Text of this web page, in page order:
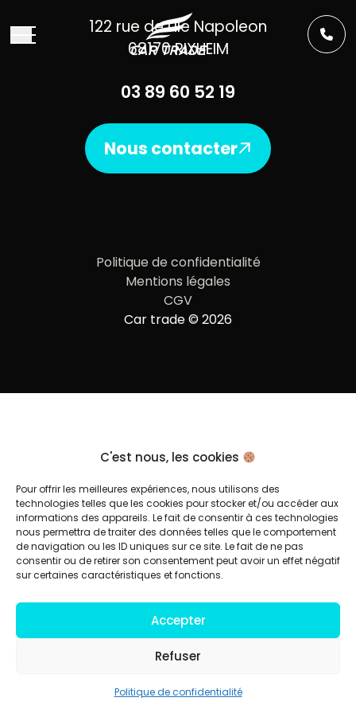
C'est nous, les cookies
Pour offrir les meilleures expériences, nous utilisons des
technologies telles que les cookies pour stocker et/ou accéder aux
informations des appareils. Le fait de consentir à ces technologies
nous permettra de traiter des données telles que le comportement
de navigation ou les ID uniques sur ce site. Le fait de ne pas
consentir ou de retirer son consentement peut avoir un effet négatif
sur certaines caractéristiques et fonctions.
Accepter
Refuser
Politique de confidentialité
122 rue de l’Ile Napoleon
68170 RIXHEIM
03 89 60 52 19
Nous contacter
Politique de confidentialité
Mentions légales
CGV
Car trade © 2026